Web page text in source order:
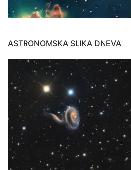
ASTRONOMSKA SLIKA DNEVA